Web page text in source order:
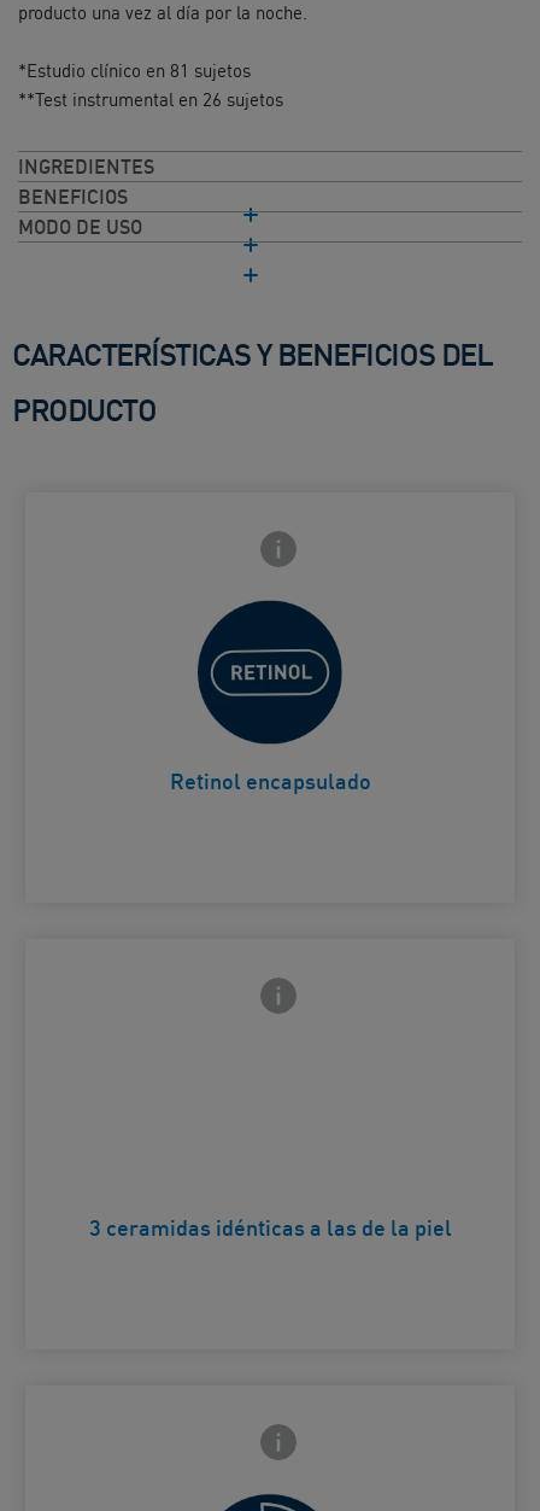
producto una vez al día por la noche.
*Estudio clínico en 81 sujetos
**Test instrumental en 26 sujetos
INGREDIENTES
BENEFICIOS
MODO DE USO​
CARACTERÍSTICAS Y BENEFICIOS DEL
PRODUCTO
Icono de información frontal
Retinol encapsulado
Ayuda a mejorar visiblemente
el aspecto de las líneas de
expresión y las arrugas
Icono de información frontal
3 ceramidas idénticas a las de la piel
Icono de información frontal